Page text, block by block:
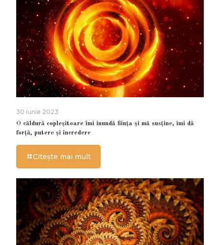
30 iunie 2023
O căldură copleșitoare îmi inundă ființa și mă susține, îmi dă
forță, putere și încredere
Citește mai mult